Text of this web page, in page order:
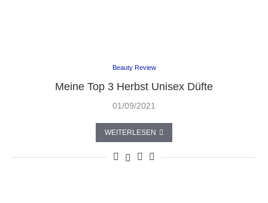
Beauty Review
Meine Top 3 Herbst Unisex Düfte
01/09/2021
WEITERLESEN